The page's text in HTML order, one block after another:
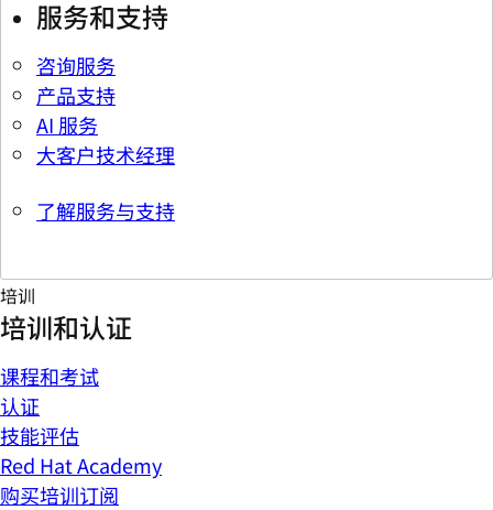
服务和支持
咨询服务
产品支持
AI 服务
大客户技术经理
了解服务与支持
培训
培训和认证
课程和考试
认证
技能评估
Red Hat Academy
购买培训订阅